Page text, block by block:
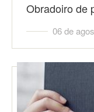
Obradoiro de
06 de